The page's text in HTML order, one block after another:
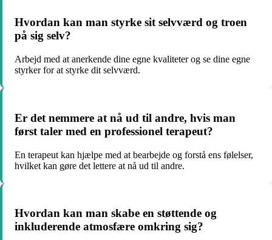
Hvordan kan man styrke sit selvværd og troen
på sig selv?
Arbejd med at anerkende dine egne kvaliteter og se dine egne
styrker for at styrke dit selvværd.
Er det nemmere at nå ud til andre, hvis man
først taler med en professionel terapeut?
En terapeut kan hjælpe med at bearbejde og forstå ens følelser,
hvilket kan gøre det lettere at nå ud til andre.
Hvordan kan man skabe en støttende og
inkluderende atmosfære omkring sig?